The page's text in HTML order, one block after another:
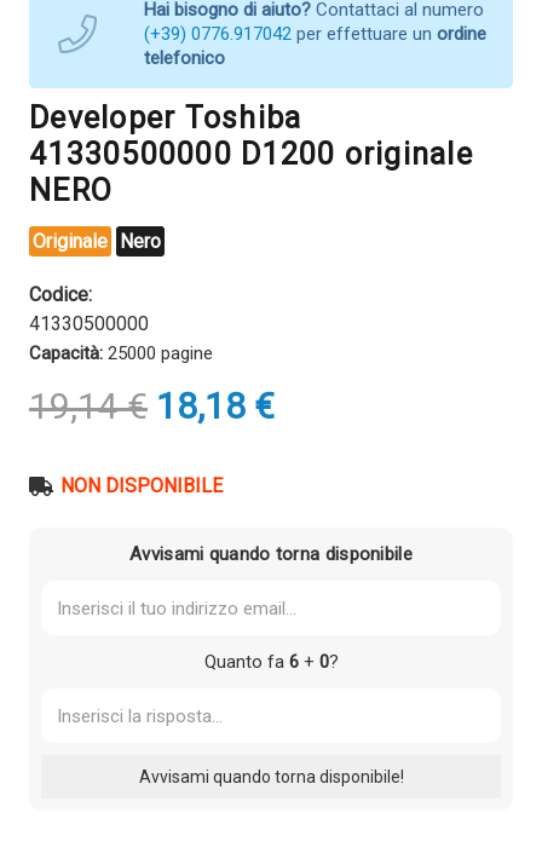
Hai bisogno di aiuto? Contattaci al numero
(+39) 0776.917042 per effettuare un ordine
telefonico
Developer Toshiba
41330500000 D1200 originale
NERO
Originale Nero
Codice:
41330500000
Capacità: 25000 pagine
19,14€ Il
prezzo
era:
18,18 €Il
prezzo
NON DISPONIBILE
Avvisami quando torna disponibile
Quanto fa 6+ 0?